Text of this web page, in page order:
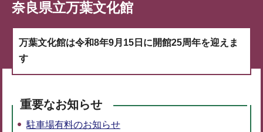
奈良県立万葉文化館
万葉文化館は令和8年9月15日に開館25周年を迎えま
す
重要なお知らせ
駐車場有料のお知らせ